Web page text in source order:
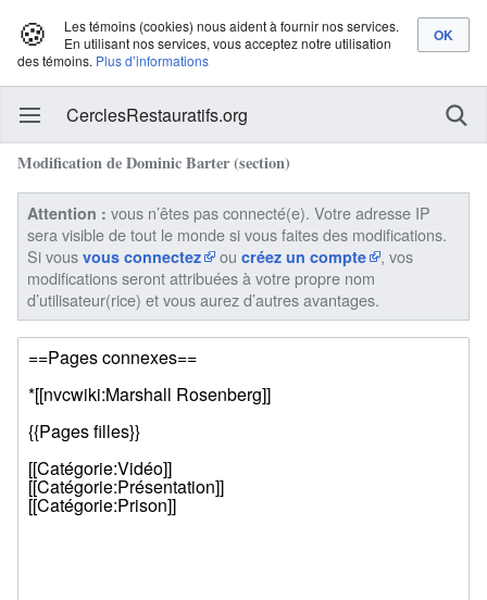
🍪
Les témoins (cookies) nous aident à fournir nos services.
En utilisant nos services, vous acceptez notre utilisation
des témoins. Plus d’informations
CerclesRestauratifs.org
Modification de Dominic Barter (section)
Attention : vous n’êtes pas connecté(e). Votre adresse IP
sera visible de tout le monde si vous faites des modifications.
Si vous vous connectez ou créez un compte
, vos
modifications seront attribuées à votre propre nom
d’utilisateur(rice) et vous aurez d’autres avantages.